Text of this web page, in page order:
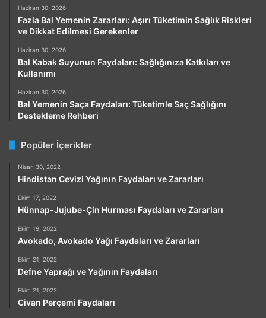
Haziran 30, 2026
Fazla Bal Yemenin Zararları: Aşırı Tüketimin Sağlık Riskleri
ve Dikkat Edilmesi Gerekenler
Haziran 30, 2026
Bal Kabak Suyunun Faydaları: Sağlığınıza Katkıları ve
Kullanımı
Haziran 30, 2026
Bal Yemenin Saça Faydaları: Tüketimle Saç Sağlığını
Destekleme Rehberi
Popüler İçerikler
Nisan 30, 2022
Hindistan Cevizi Yağının Faydaları ve Zararları
Ekim 17, 2022
Hünnap-Jujube-Çin Hurması Faydaları ve Zararları
Ekim 19, 2022
Avokado, Avokado Yağı Faydaları ve Zararları
Ekim 21, 2022
Defne Yaprağı ve Yağının Faydaları
Ekim 21, 2022
Civan Perçemi Faydaları